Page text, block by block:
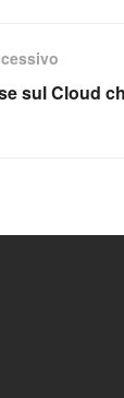
sul Cloud